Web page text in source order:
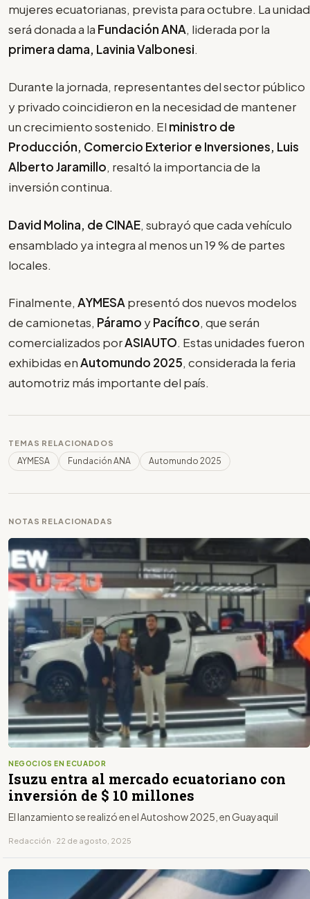
mujeres ecuatorianas, prevista para octubre. La unidad
será donada a la Fundación ANA, liderada por la
primera dama, Lavinia Valbonesi.
Durante la jornada, representantes del sector público
y privado coincidieron en la necesidad de mantener
un crecimiento sostenido. El ministro de
Producción, Comercio Exterior e Inversiones, Luis
Alberto Jaramillo, resaltó la importancia de la
inversión continua.
David Molina, de CINAE, subrayó que cada vehículo
ensamblado ya integra al menos un 19 % de partes
locales.
Finalmente, AYMESA presentó dos nuevos modelos
de camionetas, Páramo yPacífico, que serán
comercializados porASIAUTO. Estas unidades fueron
exhibidas enAutomundo 2025, considerada la feria
automotriz más importante del país.
TEMAS RELACIONADOS
AYMESA Fundación ANA Automundo 2025
NOTAS RELACIONADAS
NEGOCIOS EN ECUADOR
Isuzu entra al mercado ecuatoriano con
inversión de $ 10 millones
El lanzamiento se realizó en el Autoshow 2025, en Guayaquil
Redacción · 22 de agosto, 2025